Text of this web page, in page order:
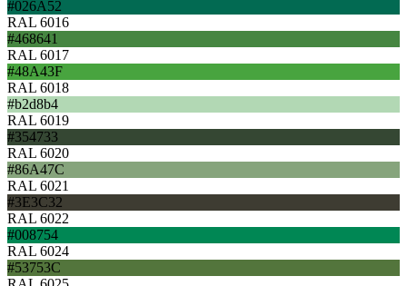
#026A52
RAL 6016
#468641
RAL 6017
#48A43F
RAL 6018
#b2d8b4
RAL 6019
#354733
RAL 6020
#86A47C
RAL 6021
#3E3C32
RAL 6022
#008754
RAL 6024
#53753C